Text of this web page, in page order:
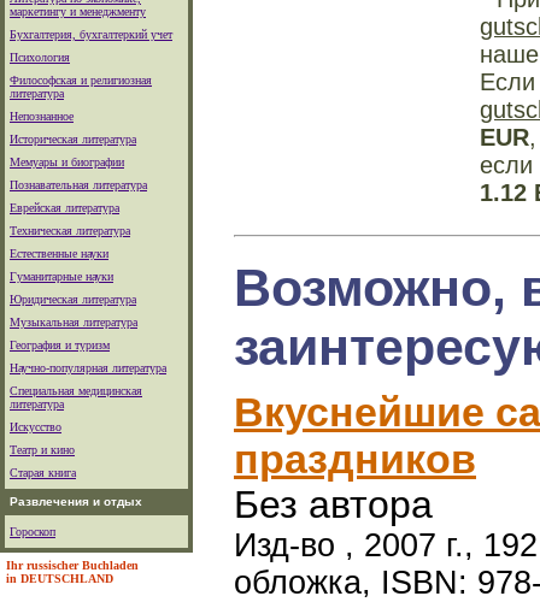
маркетингу и менеджменту
Бухгалтерия, бухгалтеркий учет
Психология
Философская и религиозная
литература
Непознанное
Историческая литература
Мемуары и биографии
Познавательная литература
Еврейская литература
Техническая литература
Естественные науки
Гуманитарные науки
Юридическая литература
Музыкальная литература
География и туризм
Научно-популярная литература
Специальная медицинская
литература
Искусство
Театр и кино
Старая книга
Развлечения и отдых
Гороскоп
Ihr russischer Buchladen
in DEUTSCHLAND
Если
EUR,
если
1.12
Возможно,
Вкуснейшие
праздников
Без автора
Изд-во , 2007 г.,
обложка, ISBN: